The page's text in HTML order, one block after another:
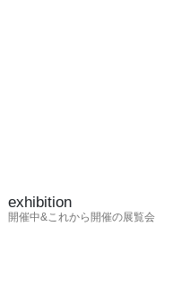
exhibition
開催中&これから開催の展覧会